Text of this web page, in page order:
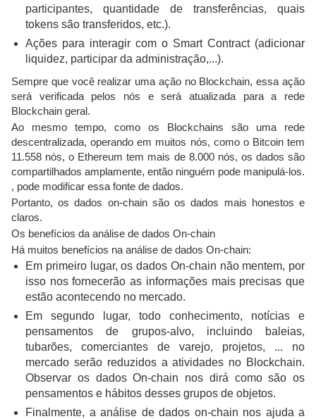
participantes, quantidade de transferências, quais
tokens são transferidos, etc.).
Ações para interagir com o Smart Contract (adicionar
liquidez, participar da administração,...).
Sempre que você realizar uma ação no Blockchain, essa ação
será verificada pelos nós e será atualizada para a rede
Blockchain geral.
Ao mesmo tempo, como os Blockchains são uma rede
descentralizada, operando em muitos nós, como o Bitcoin tem
11.558 nós, o Ethereum tem mais de 8.000 nós, os dados são
compartilhados amplamente, então ninguém pode manipulá-los.
, pode modificar essa fonte de dados.
Portanto, os dados on-chain são os dados mais honestos e
claros.
Os benefícios da análise de dados On-chain
Há muitos benefícios na análise de dados On-chain:
Em primeiro lugar, os dados On-chain não mentem, por
isso nos fornecerão as informações mais precisas que
estão acontecendo no mercado.
Em segundo lugar, todo conhecimento, notícias e
pensamentos de grupos-alvo, incluindo baleias,
tubarões, comerciantes de varejo, projetos, ... no
mercado serão reduzidos a atividades no Blockchain.
Observar os dados On-chain nos dirá como são os
pensamentos e hábitos desses grupos de objetos.
Finalmente, a análise de dados on-chain nos ajuda a